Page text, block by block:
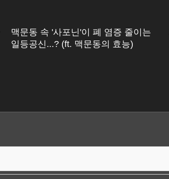
맥문동 속 '사포닌'이 폐 염증 줄이는
일등공신...? (ft. 맥문동의 효능)